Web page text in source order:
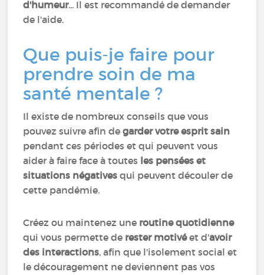
d'humeur... Il est recommandé de demander
de l'aide.
Que puis-je faire pour
prendre soin de ma
santé mentale ?
Il existe de nombreux conseils que vous
pouvez suivre afin degarder votre esprit sain
pendant ces périodes et qui peuvent vous
aider à faire face à toutes les pensées et
situations négatives qui peuvent découler de
cette pandémie.
Créez ou maintenez une routine quotidienne
qui vous permette de rester motivéet d'avoir
des interactions, afin que l'isolement social et
le découragement ne deviennent pas vos